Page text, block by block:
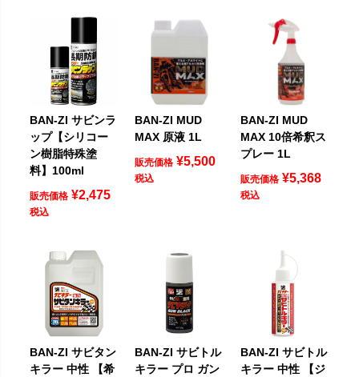
BAN-ZI サビンラ
ップ【シリコー
ン樹脂特殊塗
料】100ml
販売価格 ¥2,475
税込
BAN-ZI MUD
MAX 原液 1L
販売価格 ¥5,500
税込
BAN-ZI MUD
MAX 10倍希釈ス
プレー 1L
販売価格 ¥5,368
税込
BAN-ZI サビタン
キラー 中性 【希
BAN-ZI サビトル
キラー プロ ガン
BAN-ZI サビトル
キラー 中性 【ジ